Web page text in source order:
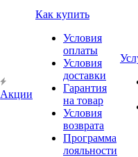
Акции
Как купить
Условия
оплаты
Условия
доставки
Гарантия
на товар
Условия
возврата
Программа
лояльности